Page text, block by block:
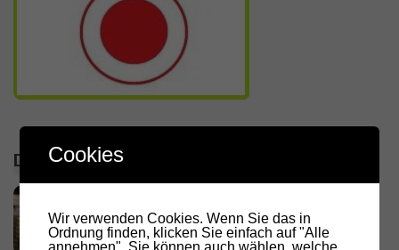
DIE LETZTEN ARTIKEL
Funkamateure
2. AUGUST 2026
Cookies
Wir verwenden Cookies. Wenn Sie das in
Ordnung finden, klicken Sie einfach auf "Alle
annehmen". Sie können auch wählen, welche